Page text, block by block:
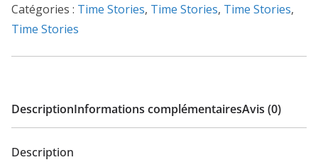
Estrella
Catégories : Time Stories, Time Stories, Time Stories,
Time Stories
DescriptionInformations complémentairesAvis (0)
Description